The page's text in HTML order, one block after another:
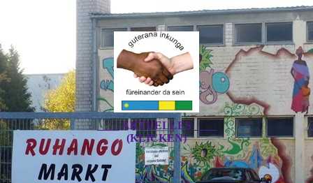
____ AKTUELLES ____
(KLICKEN)